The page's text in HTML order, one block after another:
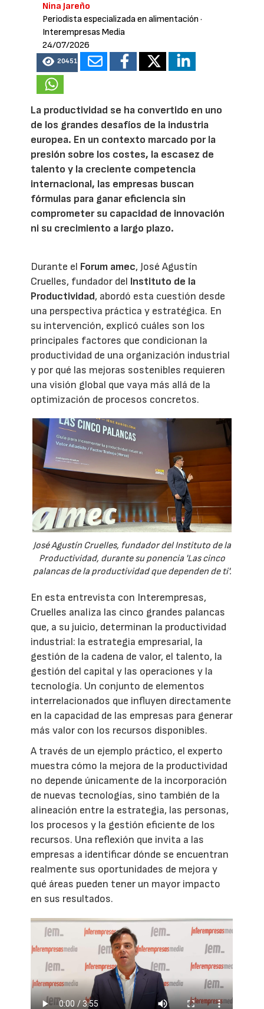
Nina Jareño
Periodista especializada en alimentación ·
Interempresas Media
24/07/2026
20451
La productividad se ha convertido en uno
de los grandes desafíos de la industria
europea. En un contexto marcado por la
presión sobre los costes, la escasez de
talento y la creciente competencia
internacional, las empresas buscan
fórmulas para ganar eficiencia sin
comprometer su capacidad de innovación
ni su crecimiento a largo plazo.
Durante el Forum amec, José Agustín
Cruelles, fundador del Instituto de la
Productividad, abordó esta cuestión desde
una perspectiva práctica y estratégica. En
su intervención, explicó cuáles son los
principales factores que condicionan la
productividad de una organización industrial
y por qué las mejoras sostenibles requieren
una visión global que vaya más allá de la
optimización de procesos concretos.
José Agustín Cruelles, fundador del Instituto de la
Productividad, durante su ponencia 'Las cinco
palancas de la productividad que dependen de ti'.
En esta entrevista con Interempresas,
Cruelles analiza las cinco grandes palancas
que, a su juicio, determinan la productividad
industrial: la estrategia empresarial, la
gestión de la cadena de valor, el talento, la
gestión del capital y las operaciones y la
tecnología. Un conjunto de elementos
interrelacionados que influyen directamente
en la capacidad de las empresas para generar
más valor con los recursos disponibles.
A través de un ejemplo práctico, el experto
muestra cómo la mejora de la productividad
no depende únicamente de la incorporación
de nuevas tecnologías, sino también de la
alineación entre la estrategia, las personas,
los procesos y la gestión eficiente de los
recursos. Una reflexión que invita a las
empresas a identificar dónde se encuentran
realmente sus oportunidades de mejora y
qué áreas pueden tener un mayor impacto
en sus resultados.